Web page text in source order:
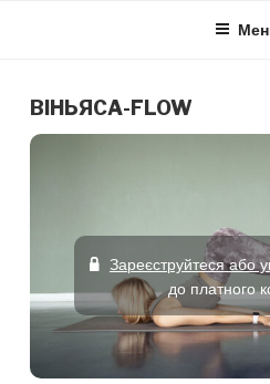
ВІНЬЯСА-FLOW
Зареєструйтеся або
до платного